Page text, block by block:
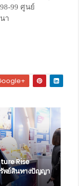
99 ศูนย์
า
Rise
พย์สินทางปัญญา